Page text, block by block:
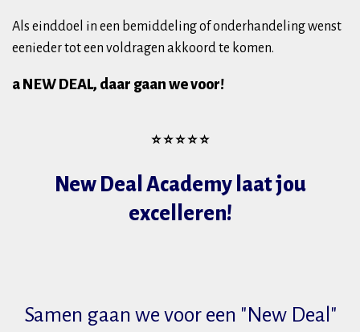
Als einddoel in een bemiddeling of onderhandeling wenst
eenieder tot een voldragen akkoord te komen.
a NEW DEAL, daar gaan we voor!
⭐ ⭐ ⭐ ⭐ ⭐
New Deal Academy laat jou
excelleren!
Samen gaan we voor een "New Deal"